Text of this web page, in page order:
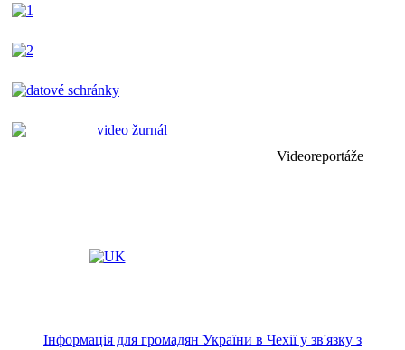
Videoreportáže
Інформація для громадян України в Чехії у зв'язку з